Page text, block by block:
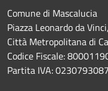
Comune di Mascalucia
Piazza Leonardo da
Città Metropolitana di
Codice Fiscale:
Partita IVA: